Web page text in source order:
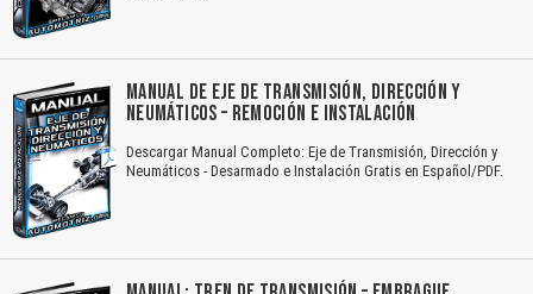
MANUAL DE EJE DE TRANSMISIÓN, DIRECCIÓN Y
NEUMÁTICOS – REMOCIÓN E INSTALACIÓN
Descargar Manual Completo: Eje de Transmisión, Dirección y
Neumáticos - Desarmado e Instalación Gratis en Español/PDF.